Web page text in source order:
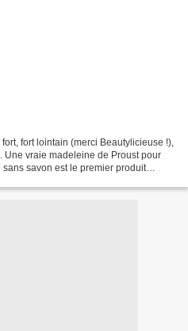
fort lointain (merci Beautylicieuse !),
Une vraie madeleine de Proust pour
savon est le premier produit